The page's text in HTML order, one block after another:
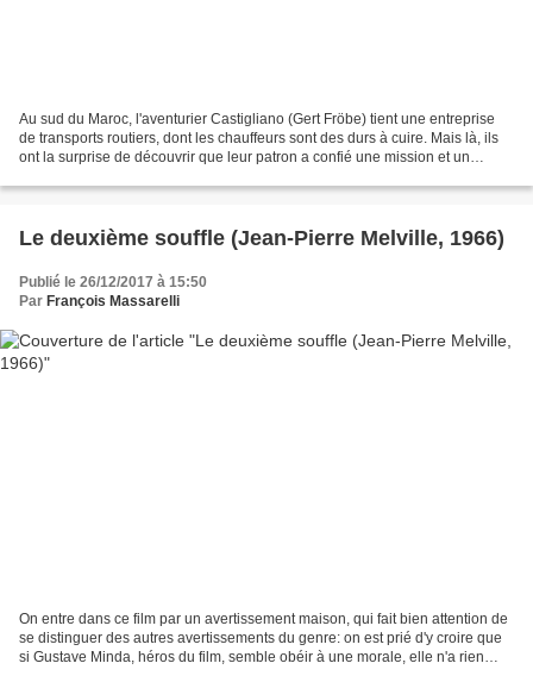
Au sud du Maroc, l'aventurier Castigliano (Gert Fröbe) tient une entreprise
de transports routiers, dont les chauffeurs sont des durs à cuire. Mais là, ils
ont la surprise de découvrir que leur patron a confié une mission et un
Le deuxième souffle (Jean-Pierre Melville, 1966)
Publié le 26/12/2017 à 15:50
Par François Massarelli
On entre dans ce film par un avertissement maison, qui fait bien attention de
se distinguer des autres avertissements du genre: on est prié d'y croire que
si Gustave Minda, héros du film, semble obéir à une morale, elle n'a rien